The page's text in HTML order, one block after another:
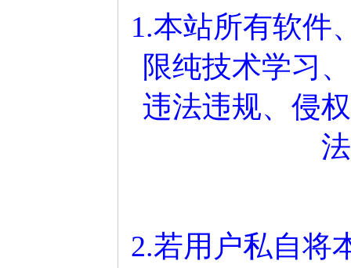
1.本站所有软件
限纯技术学习
违法违规、侵
2.若用户私自将